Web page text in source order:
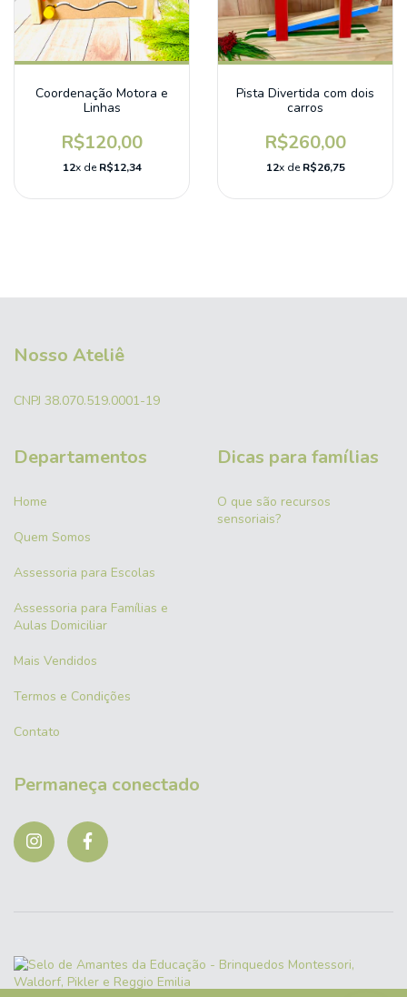
Coordenação Motora e
Linhas
R$120,00
12x deR$12,34
Pista Divertida com dois
carros
R$260,00
12x deR$26,75
Nosso Ateliê
CNPJ 38.070.519.0001-19
Departamentos
Home
Quem Somos
Assessoria para Escolas
Assessoria para Famílias e
Aulas Domiciliar
Mais Vendidos
Termos e Condições
Contato
Dicas para famílias
O que são recursos
sensoriais?
Permaneça conectado